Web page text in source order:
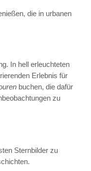
die in urbanen
In hell erleuchteten
Erlebnis für
buchen, die dafür
zu
Sternbilder zu